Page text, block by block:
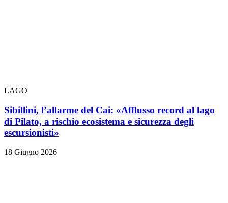
LAGO
Sibillini, l’allarme del Cai: «Afflusso record al lago
di Pilato, a rischio ecosistema e sicurezza degli
escursionisti»
18 Giugno 2026